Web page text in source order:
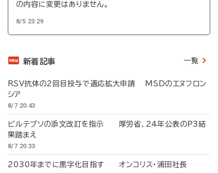
の内容に変更はありません。
8/5 23:29
新着記事 一覧
RSV抗体の2回目投与で適応拡大申請 MSDのエヌフロン
シア
8/7 20:43
ビルテプソの添文改訂を指示 厚労省、24年公表のP3結
果踏まえ
8/7 20:33
2030年までに黒字化目指す オンコリス・浦田社長